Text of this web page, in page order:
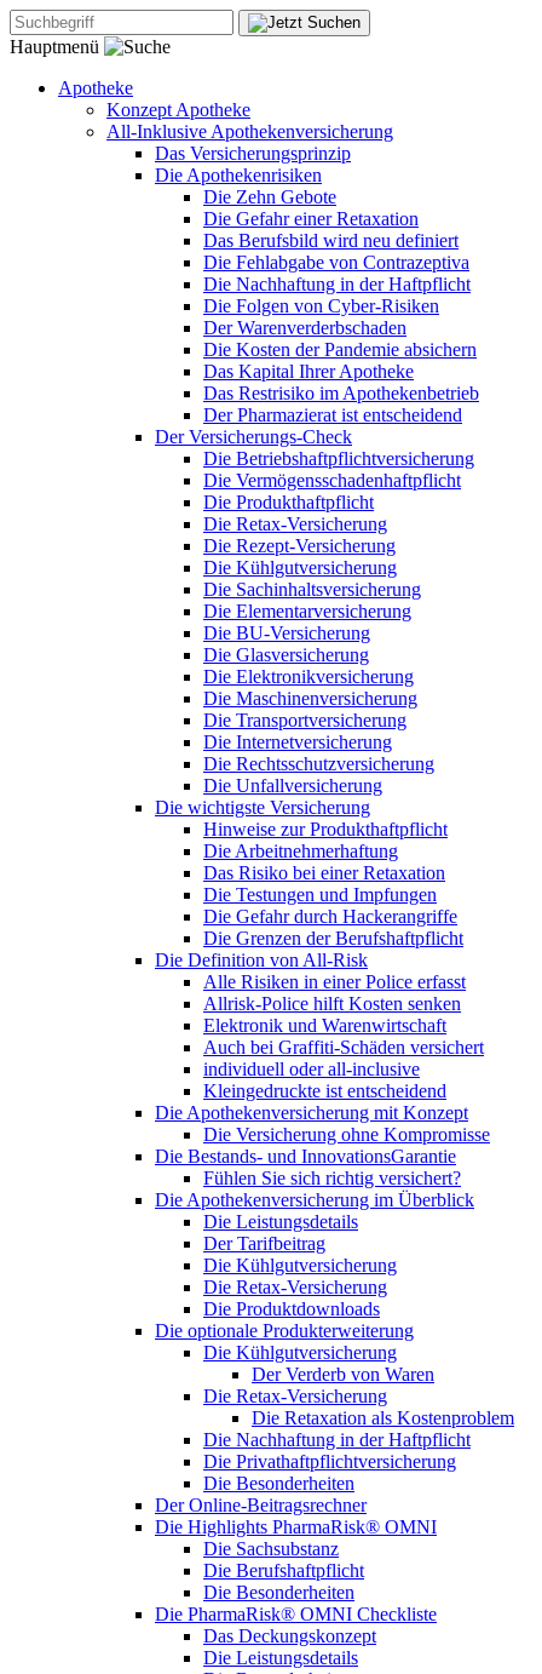
Hauptmenü
Apotheke
Konzept Apotheke
All-Inklusive Apothekenversicherung
Das Versicherungsprinzip
Die Apothekenrisiken
Die Zehn Gebote
Die Gefahr einer Retaxation
Das Berufsbild wird neu definiert
Die Fehlabgabe von Contrazeptiva
Die Nachhaftung in der Haftpflicht
Die Folgen von Cyber-Risiken
Der Warenverderbschaden
Die Kosten der Pandemie absichern
Das Kapital Ihrer Apotheke
Das Restrisiko im Apothekenbetrieb
Der Pharmazierat ist entscheidend
Der Versicherungs-Check
Die Betriebshaftpflichtversicherung
Die Vermögensschadenhaftpflicht
Die Produkthaftpflicht
Die Retax-Versicherung
Die Rezept-Versicherung
Die Kühlgutversicherung
Die Sachinhaltsversicherung
Die Elementarversicherung
Die BU-Versicherung
Die Glasversicherung
Die Elektronikversicherung
Die Maschinenversicherung
Die Transportversicherung
Die Internetversicherung
Die Rechtsschutzversicherung
Die Unfallversicherung
Die wichtigste Versicherung
Hinweise zur Produkthaftpflicht
Die Arbeitnehmerhaftung
Das Risiko bei einer Retaxation
Die Testungen und Impfungen
Die Gefahr durch Hackerangriffe
Die Grenzen der Berufshaftpflicht
Die Definition von All-Risk
Alle Risiken in einer Police erfasst
Allrisk-Police hilft Kosten senken
Elektronik und Warenwirtschaft
Auch bei Graffiti-Schäden versichert
individuell oder all-inclusive
Kleingedruckte ist entscheidend
Die Apothekenversicherung mit Konzept
Die Versicherung ohne Kompromisse
Die Bestands- und InnovationsGarantie
Fühlen Sie sich richtig versichert?
Die Apothekenversicherung im Überblick
Die Leistungsdetails
Der Tarifbeitrag
Die Kühlgutversicherung
Die Retax-Versicherung
Die Produktdownloads
Die optionale Produkterweiterung
Die Kühlgutversicherung
Der Verderb von Waren
Die Retax-Versicherung
Die Retaxation als Kostenproblem
Die Nachhaftung in der Haftpflicht
Die Privathaftpflichtversicherung
Die Besonderheiten
Der Online-Beitragsrechner
Die Highlights PharmaRisk® OMNI
Die Sachsubstanz
Die Berufshaftpflicht
Die Besonderheiten
Die PharmaRisk® OMNI Checkliste
Das Deckungskonzept
Die Leistungsdetails